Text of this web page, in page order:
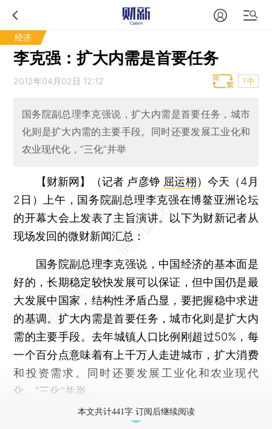
经济
李克强：扩大内需是首要任务
2012年04月02日 12:12 T中
国务院副总理李克强说，扩大内需是首要任务，城市
化则是扩大内需的主要手段。同时还要发展工业化和
农业现代化，“三化”并举
【财新网】（记者 卢彦铮 屈运栩） 今天（4月
2日）上午，国务院副总理李克强在博鳌亚洲论坛
的开幕大会上发表了主旨演讲。以下为财新记者从
现场发回的微财新闻汇总：
国务院副总理李克强说，中国经济的基本面是
好的，长期稳定较快发展可以保证，但中国仍是最
大发展中国家，结构性矛盾凸显，要把握稳中求进
的基调。扩大内需是首要任务，城市化则是扩大内
需的主要手段。去年城镇人口比例刚超过50%，每
一个百分点意味着有上千万人走进城市，扩大消费
和投资需求。同时还要发展工业化和农业现代
化，“三化”并举。
本文共计441字 订阅后继续阅读